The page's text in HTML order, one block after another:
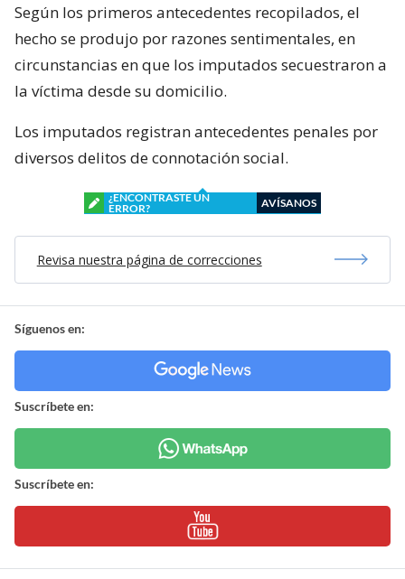
Según los primeros antecedentes recopilados, el
hecho se produjo por razones sentimentales, en
circunstancias en que los imputados secuestraron a
la víctima desde su domicilio.
Los imputados registran antecedentes penales por
diversos delitos de connotación social.
¿ENCONTRASTE UN
ERROR?
AVÍSANOS
Revisa nuestra página de correcciones
Síguenos en:
Suscríbete en:
Suscríbete en: